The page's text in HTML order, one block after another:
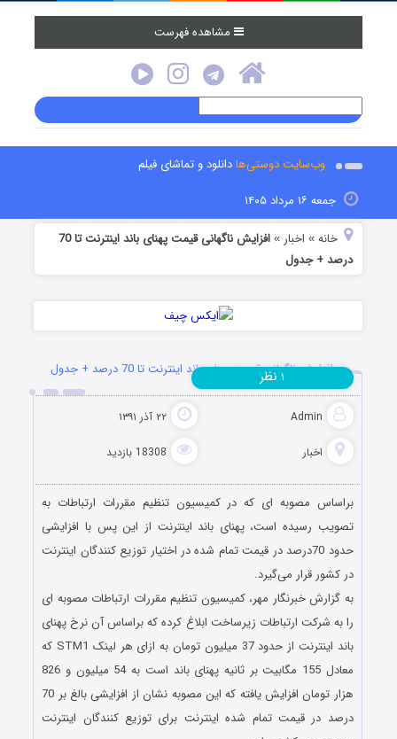
مشاهده فهرست
وب‌سایت دوستی‌هادانلود و تماشای فیلم
جمعه ۱۶ مرداد ۱۴۰۵
خانه » اخبار »
افزایش ناگهانی قیمت پهنای باند اینترنت تا 70
درصد + جدول
افزایش ناگهانی قیمت پهنای باند اینترنت تا 70 درصد + جدول
Admin ۲۲ آذر ۱۳۹۱
اخبار 18308 بازدید
۱ نظر
براساس مصوبه ای که در کمیسیون تنظیم مقررات ارتباطات به
تصویب رسیده است، پهنای باند اینترنت از این پس با افزایشی
حدود 70درصد در قیمت تمام شده در اختیار توزیع کنندگان اینترنت
در کشور قرار می‌گیرد.
به گزارش خبرنگار مهر، کمیسیون تنظیم مقررات ارتباطات مصوبه ای
را به شرکت ارتباطات زیرساخت ابلاغ کرده که براساس آن نرخ پهنای
باند اینترنت از حدود 37 میلیون تومان به ازای هر لینک STM1 که
معادل 155 مگابیت بر ثانیه پهنای باند است به 54 میلیون و 826
هزار تومان افزایش یافته که این مصوبه نشان از افزایشی بالغ بر 70
درصد در قیمت تمام شده اینترنت برای توزیع کنندگان اینترنت